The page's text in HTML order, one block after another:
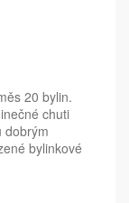
20 bylin.
chuti
dobrým
bylinkové